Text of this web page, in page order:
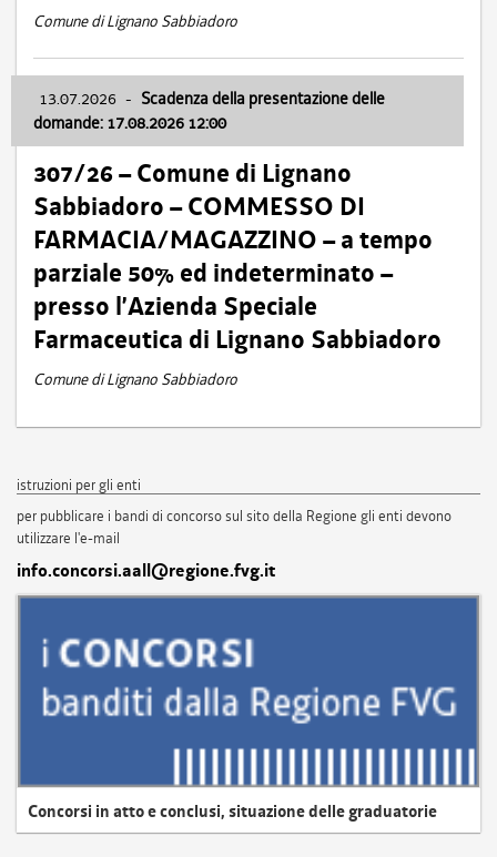
Comune di Lignano Sabbiadoro
13.07.2026 - Scadenza della presentazione delle
domande: 17.08.2026 12:00
307/26 – Comune di Lignano
Sabbiadoro – COMMESSO DI
FARMACIA/MAGAZZINO – a tempo
parziale 50% ed indeterminato –
presso l’Azienda Speciale
Farmaceutica di Lignano Sabbiadoro
Comune di Lignano Sabbiadoro
istruzioni per gli enti
per pubblicare i bandi di concorso sul sito della Regione gli enti devono
utilizzare l'e-mail
info.concorsi.aall@regione.fvg.it
Concorsi in atto e conclusi, situazione delle graduatorie